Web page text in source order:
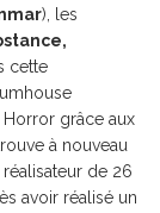
), les
,
cette
grâce aux
à nouveau
de 26
avoir réalisé un